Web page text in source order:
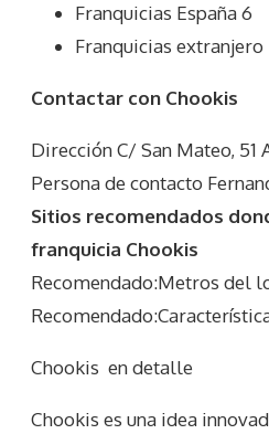
Franquicias España 6
Franquicias extranjero
Contactar con Chookis
Dirección C/ San Mateo, 51
Persona de contacto
Sitios recomendados
franquicia Chookis
Recomendado:Metros del
Chookis en detalle
Chookis es una idea